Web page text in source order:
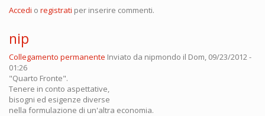
Accedi o registrati per inserire commenti.
nip
Collegamento permanente Inviato da nipmondo il Dom, 09/23/2012 -
01:26
"Quarto Fronte".
Tenere in conto aspettative,
bisogni ed esigenze diverse
nella formulazione di un'altra economia.